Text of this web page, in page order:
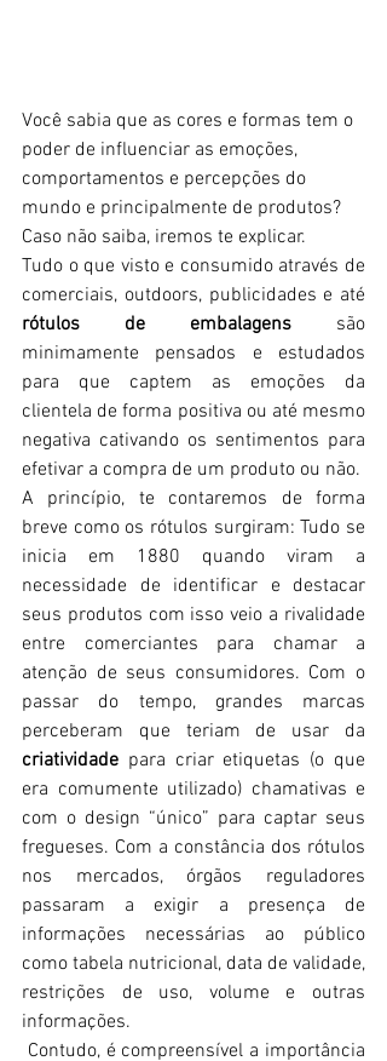
Você sabia que as cores e formas tem o
poder de influenciar as emoções,
comportamentos e percepções do
mundo e principalmente de produtos?
Caso não saiba, iremos te explicar.
Tudo o que visto e consumido através de
rótulos de embalagens são
minimamente pensados e estudados
para que captem as emoções da
clientela de forma positiva ou até mesmo
negativa cativando os sentimentos para
efetivar a compra de um produto ou não.
A princípio, te contaremos de forma
breve como os rótulos surgiram: Tudo se
inicia em 1880 quando viram a
necessidade de identificar e destacar
seus produtos com isso veio a rivalidade
entre comerciantes para chamar a
atenção de seus consumidores. Com o
passar do tempo, grandes marcas
criatividade para criar etiquetas (o que
era comumente utilizado) chamativas e
com o design “único” para captar seus
fregueses. Com a constância dos rótulos
nos mercados, órgãos reguladores
passaram a exigir a presença de
informações necessárias ao público
como tabela nutricional, data de validade,
restrições de uso, volume e outras
informações.
Contudo, é compreensível a importância